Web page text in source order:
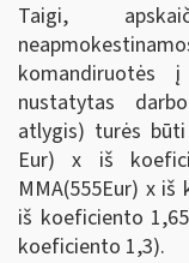
Taigi,
komandiruotės
nustatytas
atlygis) turės
Eur) x iš
MMA(555Eur) x
iš koeficiento
koeficiento 1,3).